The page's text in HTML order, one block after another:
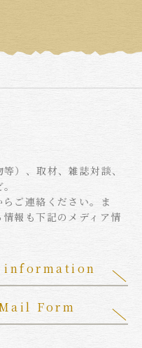
）、取材、雑誌対談、
ご連絡ください。ま
報も下記のメディア情
Form
information